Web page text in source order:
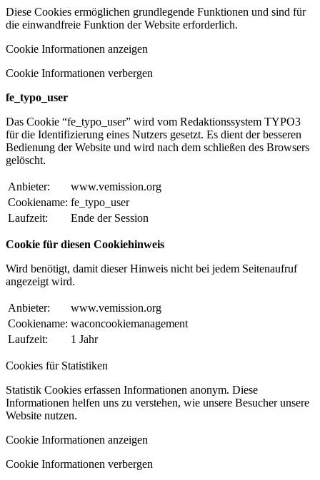
Diese Cookies ermöglichen grundlegende Funktionen und sind für
die einwandfreie Funktion der Website erforderlich.
Cookie Informationen anzeigen
Cookie Informationen verbergen
fe_typo_user
Das Cookie “fe_typo_user” wird vom Redaktionssystem TYPO3
für die Identifizierung eines Nutzers gesetzt. Es dient der besseren
Bedienung der Website und wird nach dem schließen des Browsers
gelöscht.
Anbieter:
www.vemission.org
Cookiename: fe_typo_user
Laufzeit:
Ende der Session
Cookie für diesen Cookiehinweis
Wird benötigt, damit dieser Hinweis nicht bei jedem Seitenaufruf
angezeigt wird.
Anbieter:
www.vemission.org
Cookiename: waconcookiemanagement
Laufzeit:
1 Jahr
Cookies für Statistiken
Statistik Cookies erfassen Informationen anonym. Diese
Informationen helfen uns zu verstehen, wie unsere Besucher unsere
Website nutzen.
Cookie Informationen anzeigen
Cookie Informationen verbergen